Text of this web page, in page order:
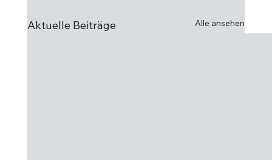
Aktuelle Beiträge Alle ansehen